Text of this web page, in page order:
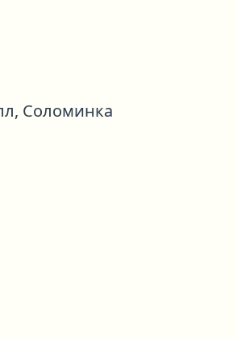
Соломинка